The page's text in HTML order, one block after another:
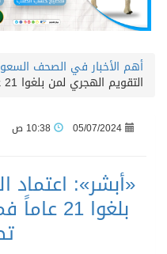
أهم الأخبار في الصحف
التقويم الهجري لمن بلغوا 21 عاماً فما فوق للسفر دون تصريح
05/07/2024
«أبشر»: اعتماد
بلغوا